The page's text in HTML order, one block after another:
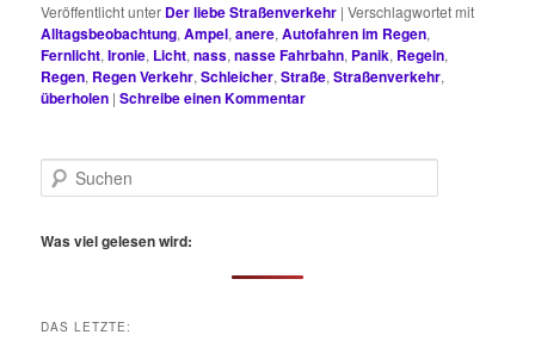
Veröffentlicht unter Der liebe Straßenverkehr |Verschlagwortet mit
Alltagsbeobachtung,Ampel,anere,Autofahren im Regen,
Fernlicht,Ironie, Licht,nass,nasse Fahrbahn, Panik, Regeln,
Regen, Regen Verkehr,Schleicher,Straße,Straßenverkehr,
überholen |Schreibe einen Kommentar
u
h
Was viel gelesen wird:
DAS LETZTE: